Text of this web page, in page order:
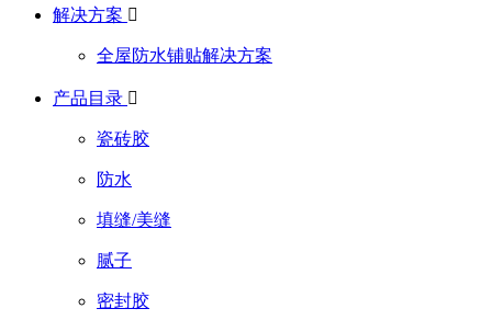
解决方案 
全屋防水铺贴解决方案
产品目录 
瓷砖胶
防水
填缝/美缝
腻子
密封胶